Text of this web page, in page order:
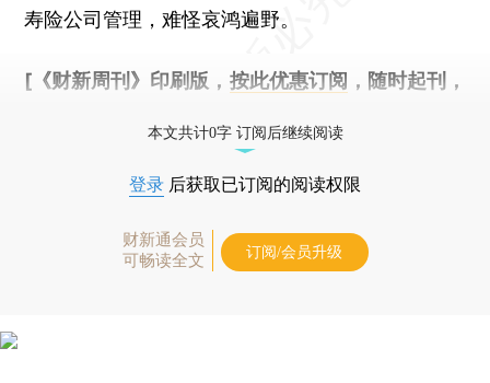
寿险公司管理，难怪哀鸿遍野。
[《财新周刊》印刷版， 按此优惠订阅 ，随时起刊，
本文共计0字 订阅后继续阅读
登录 后获取已订阅的阅读权限
财新通会员
可畅读全文
订阅/会员升级